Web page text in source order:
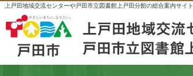
上戸田地域交流センターや戸田市立図書館上戸田分館の総合案内サイト